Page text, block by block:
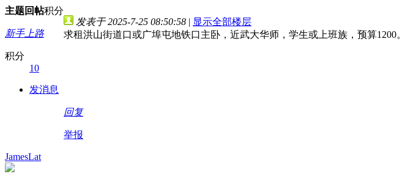
主题回帖积分
新手上路
积分
10
发消息
发表于 2025-7-25 08:50:58 | 显示全部楼层
求租洪山街道口或广埠屯地铁口主卧，近武大华师，学生或上班族，预算1200。
回复
举报
JamesLat